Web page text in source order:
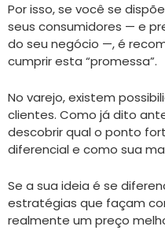
Por isso, se você se
seus consumidores — e
do seu negócio —, é
cumprir esta “promessa”.
No varejo, existem
clientes. Como já dito
descobrir qual o ponto
diferencial e como sua
Se a sua ideia é se
estratégias que façam
realmente um preço